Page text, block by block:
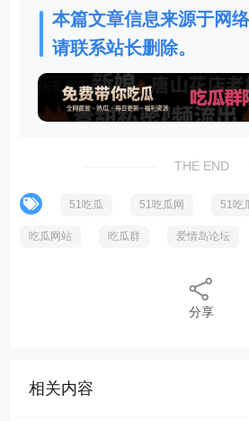
本篇文章信息来源于网
请联系站长删除。
THE END
51吃瓜 51吃瓜网 51吃
吃瓜网站 吃瓜群 爱情岛论坛
分享
相关内容